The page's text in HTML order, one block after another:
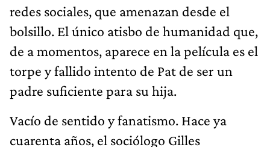
redes sociales, que amenazan desde el
bolsillo. El único atisbo de humanidad que,
de a momentos, aparece en la película es el
torpe y fallido intento de Pat de ser un
padre suficiente para su hija.
Vacío de sentido y fanatismo. Hace ya
cuarenta años, el sociólogo Gilles